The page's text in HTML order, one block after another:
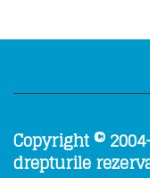
Copyright ©
drepturile